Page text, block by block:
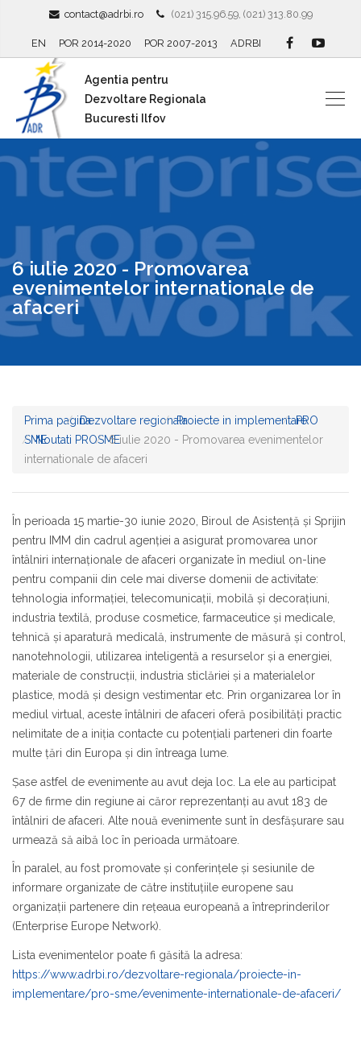
contact@adrbi.ro (021) 315.96.59, (021) 313.80.99
EN POR 2014-2020 POR 2007-2013 ADRBI
Agentia pentru
Dezvoltare Regionala
Bucuresti Ilfov
6 iulie 2020 - Promovarea
evenimentelor internationale de
afaceri
Prima paginaDezvoltare regionalaProiecte in implementarePRO
SMENoutati PROSME6 iulie 2020 - Promovarea evenimentelor
internationale de afaceri
În perioada 15 martie-30 iunie 2020, Biroul de Asistenţă şi Sprijin
pentru IMM din cadrul agenţiei a asigurat promovarea unor
întâlniri internaţionale de afaceri organizate în mediul on-line
pentru companii din cele mai diverse domenii de activitate:
tehnologia informaţiei, telecomunicaţii, mobilă şi decoraţiuni,
industria textilă, produse cosmetice, farmaceutice şi medicale,
tehnică şi aparatură medicală, instrumente de măsură şi control,
nanotehnologii, utilizarea inteligentă a resurselor şi a energiei,
materiale de construcţii, industria sticlăriei şi a materialelor
plastice, modă şi design vestimentar etc. Prin organizarea lor în
mediul virtual, aceste întâlniri de afaceri oferă posibilităţi practic
nelimitate de a iniţia contacte cu potenţiali parteneri din foarte
multe ţări din Europa şi din întreaga lume.
Şase astfel de evenimente au avut deja loc. La ele au participat
67 de firme din regiune ai căror reprezentanţi au avut 183 de
întâlniri de afaceri. Alte nouă evenimente sunt în desfăşurare sau
urmează să aibă loc în perioada următoare.
În paralel, au fost promovate şi conferinţele şi sesiunile de
informare organizate de către instituţiile europene sau
organizaţii partenere din reţeaua europeană a întreprinderilor
(Enterprise Europe Network).
Lista evenimentelor poate fi găsită la adresa:
https://www.adrbi.ro/dezvoltare-regionala/proiecte-in-
implementare/pro-sme/evenimente-internationale-de-afaceri/